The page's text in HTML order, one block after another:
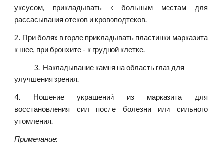
уксусом, прикладывать к больным местам для
рассасывания отеков и кровоподтеков.
2. При болях в горле прикладывать пластинки марказита
к шее, при бронхите - к грудной клетке.
улучшения зрения.
4. Ношение украшений из марказита для
восстановления сил после болезни или сильного
утомления.
Примечание: